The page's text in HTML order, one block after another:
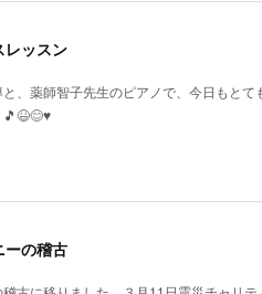
レッスン
、薬師智子先生のピアノで、今日もとて
ーの稽古